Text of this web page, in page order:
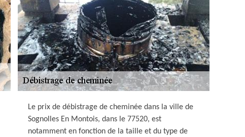
Le prix de débistrage de cheminée dans la ville de
Sognolles En Montois, dans le 77520, est
notamment en fonction de la taille et du type de